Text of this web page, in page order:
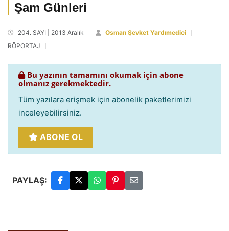
Şam Günleri
204. SAYI | 2013 Aralık
Osman Şevket Yardımedici
RÖPORTAJ
Bu yazının tamamını okumak için abone
olmanız gerekmektedir.
Tüm yazılara erişmek için abonelik paketlerimizi
inceleyebilirsiniz.
ABONE OL
PAYLAŞ: